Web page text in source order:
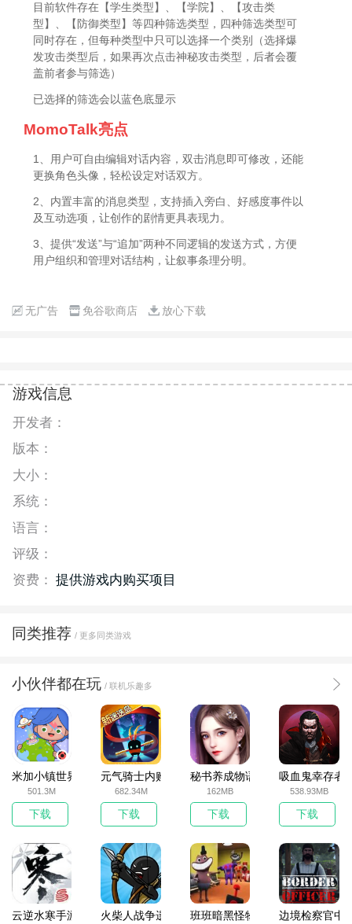
目前软件存在【学生类型】、【学院】、【攻击类
型】、【防御类型】等四种筛选类型，四种筛选类型可
同时存在，但每种类型中只可以选择一个类别（选择爆
发攻击类型后，如果再次点击神秘攻击类型，后者会覆
盖前者参与筛选）
已选择的筛选会以蓝色底显示
MomoTalk亮点
1、用户可自由编辑对话内容，双击消息即可修改，还能
更换角色头像，轻松设定对话双方。
2、内置丰富的消息类型，支持插入旁白、好感度事件以
及互动选项，让创作的剧情更具表现力。
3、提供“发送”与“追加”两种不同逻辑的发送方式，方便
用户组织和管理对话结构，让叙事条理分明。
无广告 免谷歌商店 放心下载
游戏信息
开发者：
版本：
大小：
系统：
语言：
评级：
资费： 提供游戏内购买项目
同类推荐 / 更多同类游戏
小伙伴都在玩 / 联机乐趣多
米加小镇世界2025官方版
501.3M
下载
元气骑士内购破解版
682.34M
下载
秘书养成物语
162MB
下载
吸血鬼幸存者
538.93MB
下载
云逆水寒手游 火柴人战争遗产无敌版班班暗黑怪物生存挑战5边境检察官中